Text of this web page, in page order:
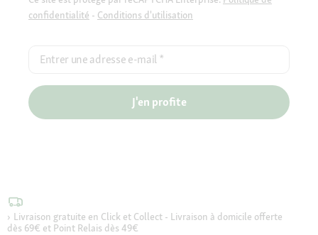
confidentialité - Conditions d'utilisation
Entrer une adresse e-mail *
J'en profite
Livraison gratuite en Click et Collect - Livraison à domicile offerte
dès 69€ et Point Relais dès 49€